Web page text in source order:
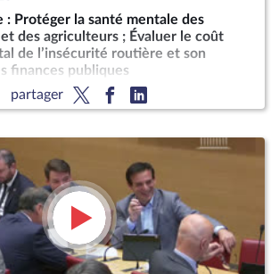
: Protéger la santé mentale des
des agriculteurs ; Évaluer le coût
de l’insécurité routière et son
finances publiques
partager